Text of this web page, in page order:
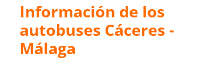
Información de los
autobuses Cáceres -
Málaga